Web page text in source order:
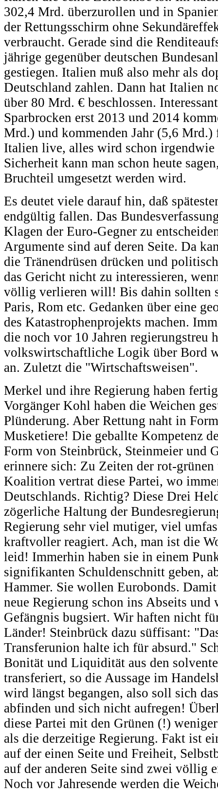
302,4 Mrd. überzurollen und in
der Rettungsschirm ohne
verbraucht. Gerade sind die
jährige gegenüber deutschen
gestiegen. Italien muß also mehr als
Deutschland zahlen. Dann hat Italien
über 80 Mrd. € beschlossen.
Sparbrocken erst 2013 und 2014
Mrd.) und kommenden Jahr (5,6
Italien live, alles wird schon
Sicherheit kann man schon heute
Bruchteil umgesetzt werden wird.
Es deutet viele darauf hin, daß
endgültig fallen. Das
Klagen der Euro-Gegner zu
Argumente sind auf deren Seite. Da
die Tränendrüsen drücken und
das Gericht nicht zu interessieren,
völlig verlieren will! Bis dahin sollten
Paris, Rom etc. Gedanken über eine
des Katastrophenprojekts machen.
die noch vor 10 Jahren regierungstreu
volkswirtschaftliche Logik über Bord
an. Zuletzt die "Wirtschaftsweisen".
Merkel und ihre Regierung haben
Vorgänger Kohl haben die Weichen
Plünderung. Aber Rettung naht in
Musketiere! Die geballte Kompetenz
Form von Steinbrück, Steinmeier und
erinnere sich: Zu Zeiten der rot-
Koalition vertrat diese Partei, wo
Deutschlands. Richtig? Diese Drei
zögerliche Haltung der
Regierung sehr viel mutiger, viel
kraftvoller reagiert. Ach, man ist die
leid! Immerhin haben sie in einem
signifikanten Schuldenschnitt geben,
Hammer. Sie wollen Eurobonds.
neue Regierung schon ins Abseits und
Gefängnis bugsiert. Wir haften nicht
Länder! Steinbrück dazu süffisant:
Transferunion halte ich für absurd."
Bonität und Liquidität aus den
transferiert, so die Aussage im
wird längst begangen, also soll sich
abfinden und sich nicht aufregen!
diese Partei mit den Grünen (!)
als die derzeitige Regierung. Fakt ist
auf der einen Seite und Freiheit,
auf der anderen Seite sind zwei völlig
Noch vor Jahresende werden die